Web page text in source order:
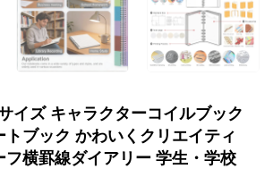
イズ キャラクターコイルブック
トブック かわいくクリエイティ
フ横罫線ダイアリー 学生・学校